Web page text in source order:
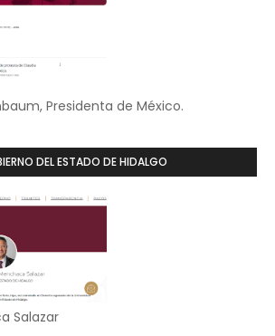
Presidenta de México.
DEL ESTADO DE HIDALGO
Salazar